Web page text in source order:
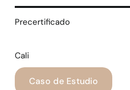
Precertificado
Cali
Caso de Estudio